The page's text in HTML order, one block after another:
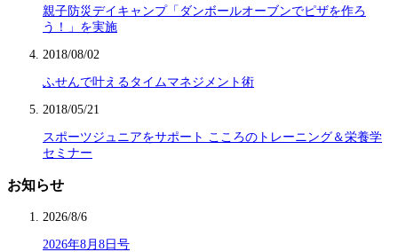
親子防災デイキャンプ「ダンボールオーブンでピザを作ろ
う！」を実施
2018/08/02
ふせんで叶えるタイムマネジメント術
2018/05/21
スポーツジュニアをサポート こころのトレーニング＆栄養学
セミナー
お知らせ
2026/8/6
2026年8月8日号